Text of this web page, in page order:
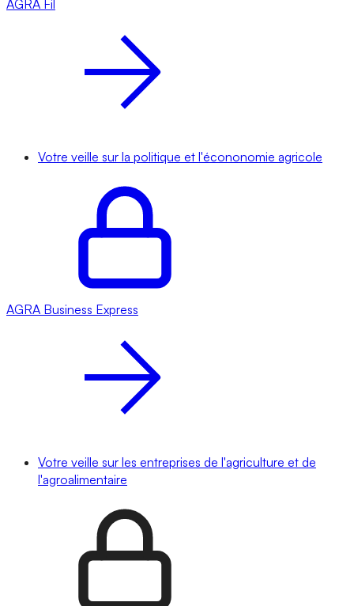
AGRA Fil
Votre veille sur la politique et l'écononomie agricole
AGRA Business Express
Votre veille sur les entreprises de l'agriculture et de
l'agroalimentaire